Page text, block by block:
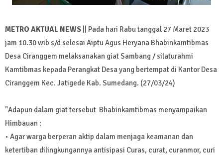
METRO AKTUAL NEWS || Pada hari Rabu tanggal 27 Maret 2023
jam 10.30 wib s/d selesai Aiptu Agus Heryana Bhabinkamtibmas
Desa Ciranggem melaksanakan giat Sambang / silaturahmi
Kamtibmas kepada Perangkat Desa yang bertempat di Kantor Desa
Ciranggem Kec. Jatigede Kab. Sumedang. (27/03/24)
"Adapun dalam giat tersebut Bhabinkamtibmas menyampaikan
Himbauan :
• Agar warga berperan aktip dalam menjaga keamanan dan
ketertiban dilingkungannya antisipasi Curas, curat, curanmor, curi